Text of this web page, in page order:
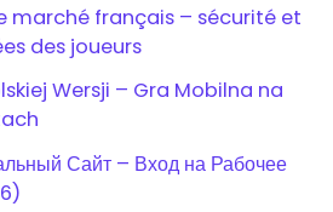
marché français – sécurité et
des joueurs
Wersji – Gra Mobilna na
Сайт – Вход на Рабочее